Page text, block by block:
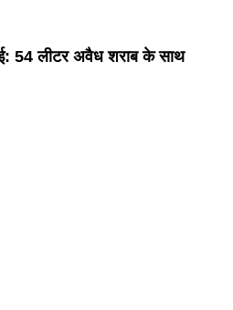
54 लीटर अवैध शराब के साथ